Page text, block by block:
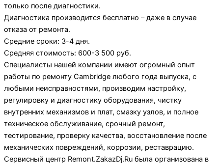
только после диагностики.
Диагностика производится бесплатно – даже в случае
отказа от ремонта.
Средние сроки: 3-4 дня.
Средняя стоимость: 600-3 500 руб.
Специалисты нашей компании имеют огромный опыт
работы по ремонту Cambridge любого года выпуска, с
любыми неисправностями, производим настройку,
регулировку и диагностику оборудования, чистку
внутренних механизмов и плат, смазку узлов, и полное
техническое обслуживание, срочный ремонт,
тестирование, проверку качества, восстановление после
механических повреждений, коррозии, реставрацию.
Сервисный центр Remont.ZakazDj.Ru была организована в